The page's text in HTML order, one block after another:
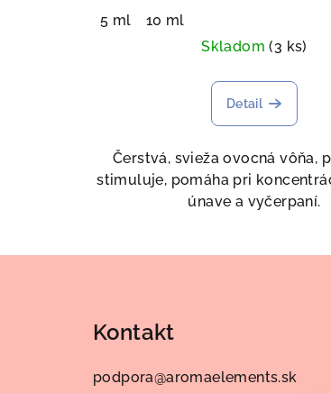
5 ml
10 ml
Skladom(3 ks)
Detail
Čerstvá, svieža ovocná vôňa,
stimuluje, pomáha pri
únave a vyčerpaní.
Kontakt
podpora@aromaelements.sk